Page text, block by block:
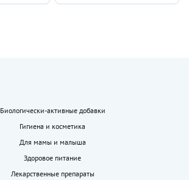
Биологически-активные добавки
Гигиена и косметика
Для мамы и малыша
Здоровое питание
Лекарственные препараты